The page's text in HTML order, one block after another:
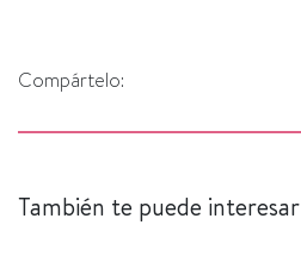
Compártelo:
También te puede interesar